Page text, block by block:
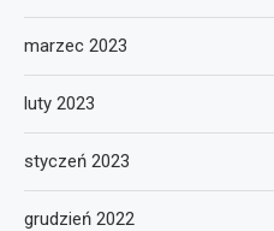
marzec 2023
luty 2023
styczeń 2023
grudzień 2022